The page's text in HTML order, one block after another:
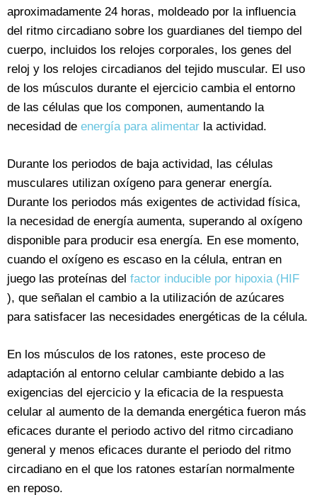
aproximadamente 24 horas, moldeado por la influencia
del ritmo circadiano sobre los guardianes del tiempo del
cuerpo, incluidos los relojes corporales, los genes del
reloj y los relojes circadianos del tejido muscular. El uso
de los músculos durante el ejercicio cambia el entorno
de las células que los componen, aumentando la
necesidad de energía para alimentar la actividad.
Durante los periodos de baja actividad, las células
musculares utilizan oxígeno para generar energía.
Durante los periodos más exigentes de actividad física,
la necesidad de energía aumenta, superando al oxígeno
disponible para producir esa energía. En ese momento,
cuando el oxígeno es escaso en la célula, entran en
juego las proteínas del factor inducible por hipoxia (HIF
), que señalan el cambio a la utilización de azúcares
para satisfacer las necesidades energéticas de la célula.
En los músculos de los ratones, este proceso de
adaptación al entorno celular cambiante debido a las
exigencias del ejercicio y la eficacia de la respuesta
celular al aumento de la demanda energética fueron más
eficaces durante el periodo activo del ritmo circadiano
general y menos eficaces durante el periodo del ritmo
circadiano en el que los ratones estarían normalmente
en reposo.